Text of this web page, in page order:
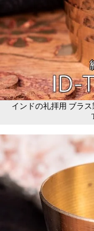
インドの礼拝用 ブラ